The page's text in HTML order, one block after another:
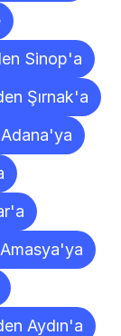
Sinop'a
Şırnak'a
Aydın'a